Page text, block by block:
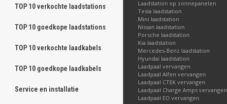
TOP 10 verkochte laadstations
TOP 10 goedkope laadstations
TOP 10 verkochte laadkabels
TOP 10 goedkope laadkabels
Service en installatie
Laadstation op zonnepanelen
Tesla laadstation
Mini laadstation
Nissan laadstation
Porsche laadstation
Kia laadstation
Mercedes-Benz laadstation
Hyundai laadstation
Laadpaal vervangen
Laadpaal Alfen vervangen
Laadpaal CTEK vervangen
Laadpaal Charge Amps vervangen
Laadpaal EO vervangen